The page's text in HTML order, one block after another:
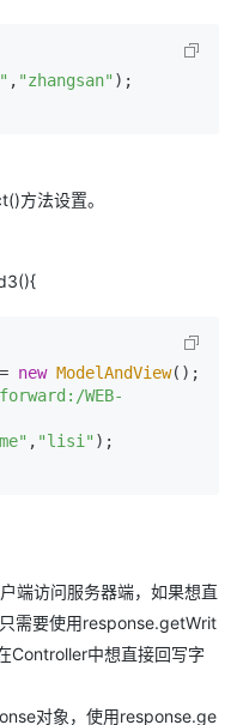
, "zhangsan"
方法设置。
= new ModelAndView();
WEB-
, "lisi"
端访问服务器端，如果想直
需要使用response.getWrit
Controller中想直接回写字
对象，使用response.ge